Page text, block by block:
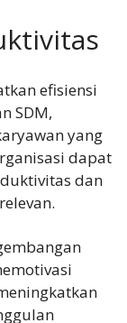
efisiensi
SDM,
yang
dapat
dan